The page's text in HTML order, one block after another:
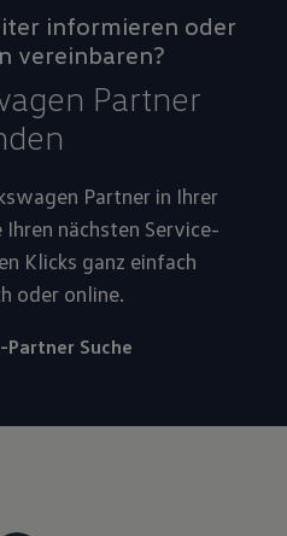
informieren oder
vereinbaren?
Partner
Partner in Ihrer
Ihren nächsten Service-
Klicks ganz einfach
oder online.
Partner Suche